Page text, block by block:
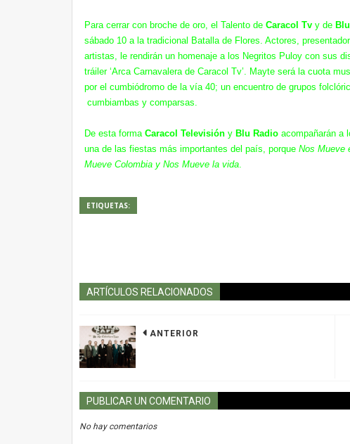
Para cerrar con broche de oro, el Talento deCaracol Tv y de
sábado 10 a la tradicional Batalla de Flores. Actores,
artistas, le rendirán un homenaje a los Negritos Puloy con sus
tráiler ‘Arca Carnavalera de Caracol Tv’. Mayte será la cuota
por el cumbiódromo de la vía 40; un encuentro de grupos
cumbiambas y comparsas.
De esta formaCaracol Televisión y Blu Radio acompañarán a
una de las fiestas más importantes del país, porqueNos Mueve
Mueve Colombia y Nos Mueve la vida.
ETIQUETAS:
ARTÍCULOS RELACIONADOS
ANTERIOR
PUBLICAR UN COMENTARIO
No hay comentarios